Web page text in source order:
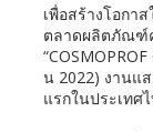
เพื่อสร้างโอกา
ตลาดผลิตภัณฑ์
น 2022) งานแ
แรกในประเทศ